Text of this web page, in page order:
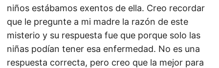
niños estábamos exentos de ella. Creo recordar
que le pregunte a mi madre la razón de este
misterio y su respuesta fue que porque solo las
niñas podían tener esa enfermedad. No es una
respuesta correcta, pero creo que la mejor para